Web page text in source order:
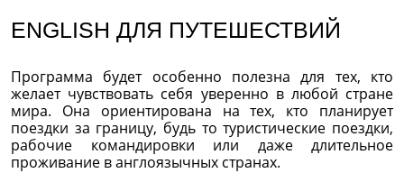
ENGLISH ДЛЯ ПУТЕШЕСТВИЙ
Программа будет особенно полезна для тех, кто
желает чувствовать себя уверенно в любой стране
мира. Она ориентирована на тех, кто планирует
поездки за границу, будь то туристические поездки,
рабочие командировки или даже длительное
проживание в англоязычных странах.